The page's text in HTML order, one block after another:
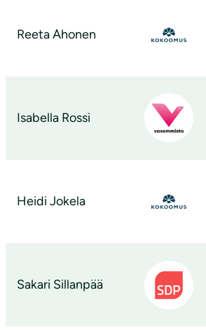
Reeta Ahonen
Isabella Rossi
Heidi Jokela
Sakari Sillanpää